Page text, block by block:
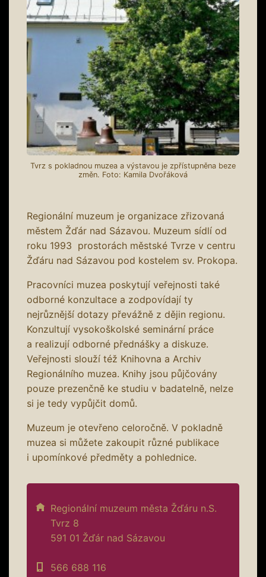
Tvrz s pokladnou muzea a výstavou je zpřístupněna beze
změn. Foto: Kamila Dvořáková
Regionální muzeum je organizace zřizovaná
městem Žďár nad Sázavou. Muzeum sídlí od
roku 1993 prostorách městské Tvrze v centru
Žďáru nad Sázavou pod kostelem sv. Prokopa.
Pracovníci muzea poskytují veřejnosti také
odborné konzultace a zodpovídají ty
nejrůznější dotazy převážně z dějin regionu.
Konzultují vysokoškolské seminární práce
a realizují odborné přednášky a diskuze.
Veřejnosti slouží též Knihovna a Archiv
Regionálního muzea. Knihy jsou půjčovány
pouze prezenčně ke studiu v badatelně, nelze
si je tedy vypůjčit domů.
Muzeum je otevřeno celoročně. V pokladně
muzea si můžete zakoupit různé publikace
i upomínkové předměty a pohlednice.
Regionální muzeum města Žďáru n.S.
Tvrz 8
591 01 Žďár nad Sázavou
566 688 116